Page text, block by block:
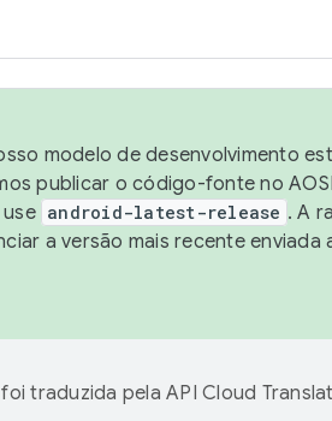
modelo de desenvolvimento
publicar o código-fonte no
android-latest-release . A
a versão mais recente enviada
traduzida pela API Cloud